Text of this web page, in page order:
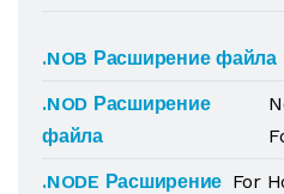
.NOB Расширение файла
.NOD Расширение
файла
.NODE Расширение For